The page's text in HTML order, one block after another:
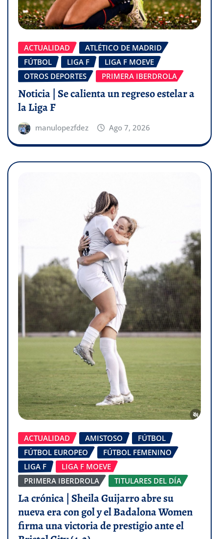
ACTUALIDAD
ATLÉTICO DE MADRID
FÚTBOL
LIGA F
LIGA F MOEVE
OTROS DEPORTES
PRIMERA IBERDROLA
Noticia | Se calienta un regreso estelar a
la Liga F
manulopezfdez Ago 7, 2026
ACTUALIDAD AMISTOSO
FÚTBOL
FÚTBOL EUROPEO
FÚTBOL FEMENINO
LIGA F
LIGA F MOEVE
PRIMERA IBERDROLA
TITULARES DEL DÍA
La crónica | Sheila Guijarro abre su
nueva era con gol y el Badalona Women
firma una victoria de prestigio ante el